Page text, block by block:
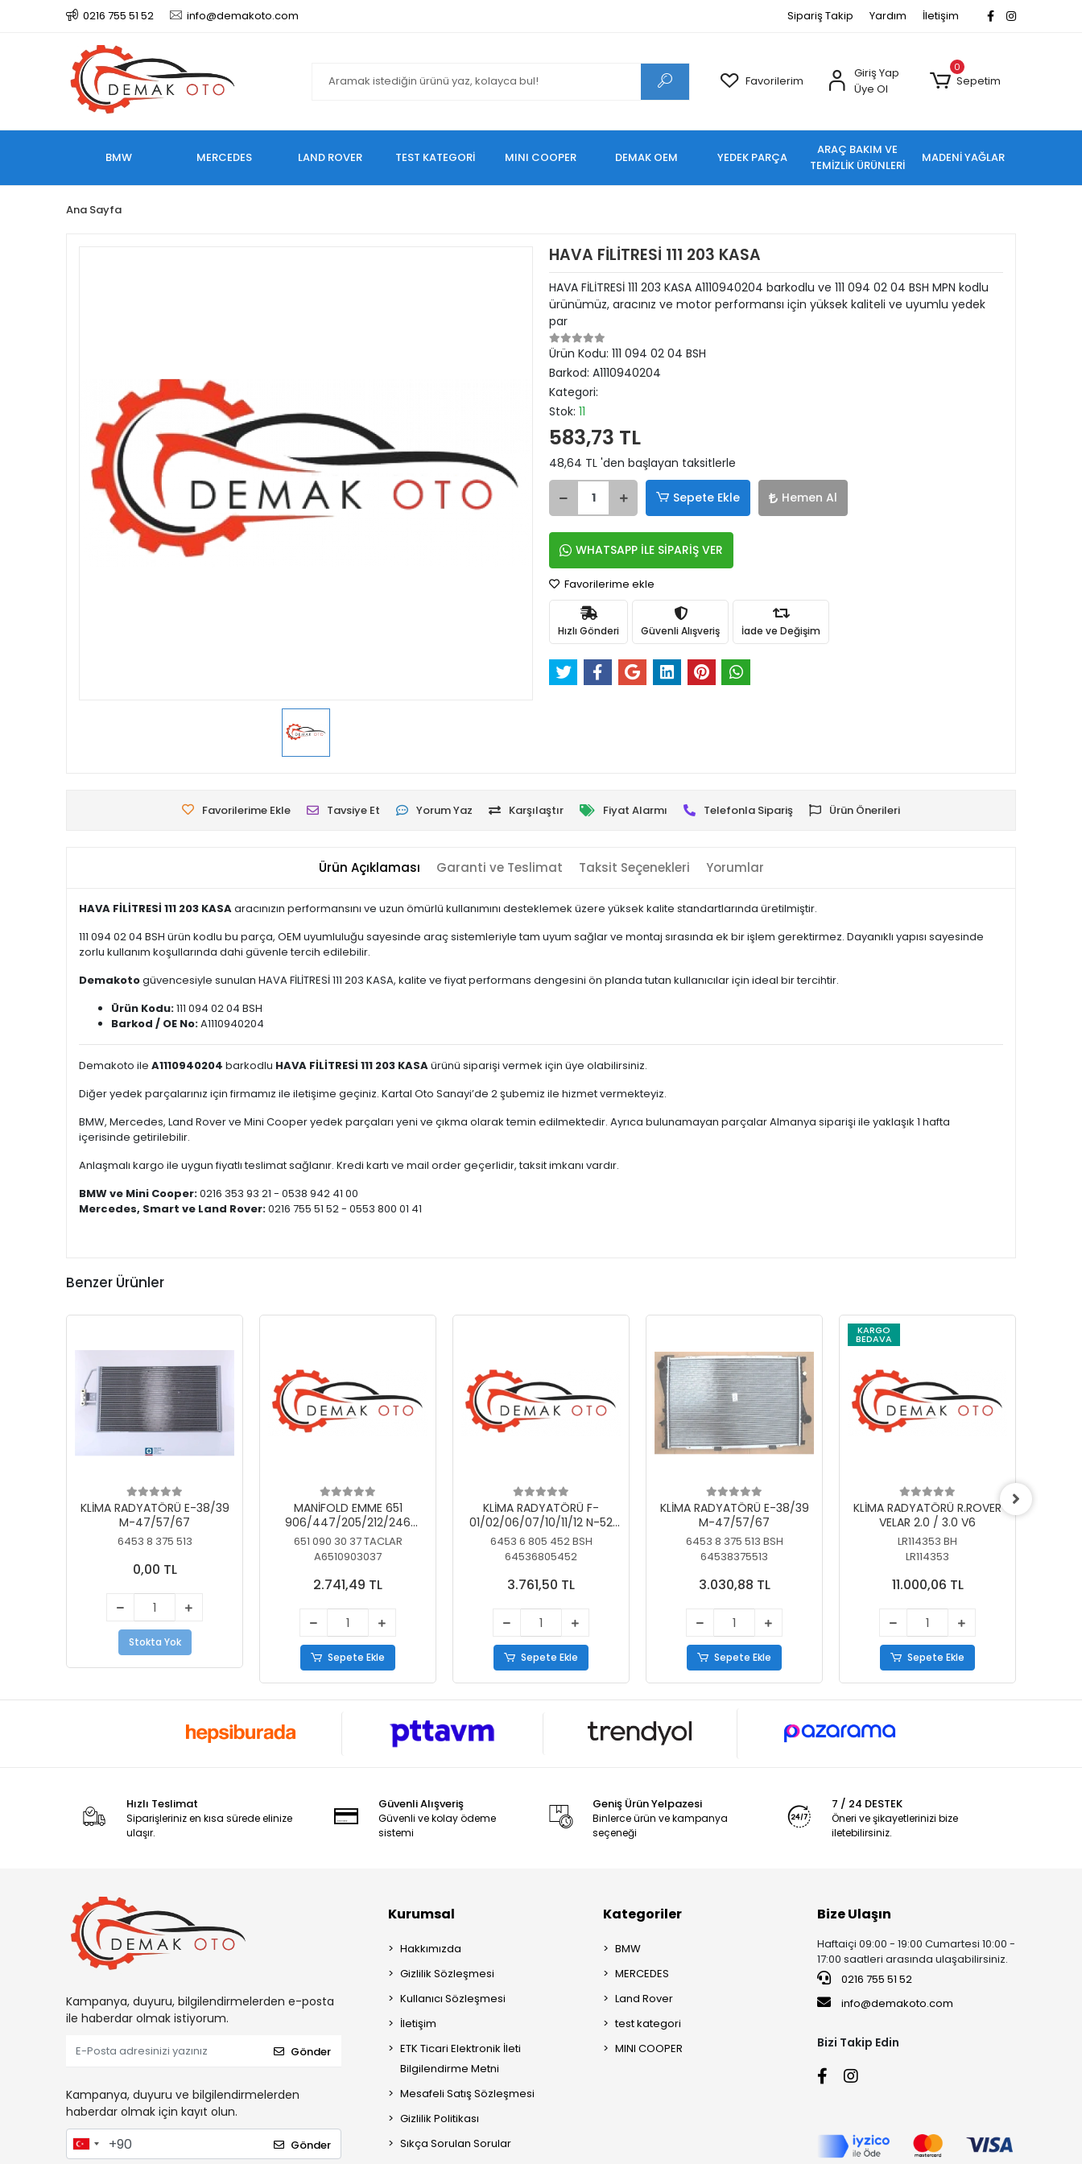
0216 755 51 52 info@demakoto.com Sipariş Takip Yardım İletişim
Favorilerim
Giriş Yap
Üye Ol
0
Sepetim
BMW MERCEDES LAND ROVER TEST KATEGORİ MINI COOPER DEMAK OEM YEDEK PARÇA
ARAÇ BAKIM VE
TEMİZLİK ÜRÜNLERİ
MADENİ YAĞLAR
Ana Sayfa
HAVA FİLİTRESİ 111 203 KASA
HAVA FİLİTRESİ 111 203 KASA A1110940204 barkodlu ve 111 094 02 04 BSH MPN kodlu
ürünümüz, aracınız ve motor performansı için yüksek kaliteli ve uyumlu yedek
par
Ürün Kodu: 111 094 02 04 BSH
Barkod: A1110940204
Kategori:
Stok: 11
583,73 TL
48,64 TL 'den başlayan taksitlerle
Sepete Ekle Hemen Al
WHATSAPP İLE SİPARİŞ VER
Favorilerime ekle
Hızlı Gönderi Güvenli Alışveriş İade ve Değişim
Favorilerime Ekle Tavsiye Et Yorum Yaz Karşılaştır Fiyat Alarmı Telefonla Sipariş Ürün Önerileri
Ürün Açıklaması Garanti ve Teslimat Taksit Seçenekleri Yorumlar
HAVA FİLİTRESİ 111 203 KASAaracınızın performansını ve uzun ömürlü kullanımını desteklemek üzere yüksek kalite standartlarında üretilmiştir.
111 094 02 04 BSH ürün kodlu bu parça, OEM uyumluluğu sayesinde araç sistemleriyle tam uyum sağlar ve montaj sırasında ek bir işlem gerektirmez. Dayanıklı yapısı sayesinde
zorlu kullanım koşullarında dahi güvenle tercih edilebilir.
Demakotogüvencesiyle sunulan HAVA FİLİTRESİ 111 203 KASA, kalite ve fiyat performans dengesini ön planda tutan kullanıcılar için ideal bir tercihtir.
Ürün Kodu:111 094 02 04 BSH
Barkod / OE No:A1110940204
Demakoto ile A1110940204 barkodlu HAVA FİLİTRESİ 111 203 KASAürünü siparişi vermek için üye olabilirsiniz.
Diğer yedek parçalarınız için firmamız ile iletişime geçiniz. Kartal Oto Sanayi’de 2 şubemiz ile hizmet vermekteyiz.
BMW, Mercedes, Land Rover ve Mini Cooper yedek parçaları yeni ve çıkma olarak temin edilmektedir. Ayrıca bulunamayan parçalar Almanya siparişi ile yaklaşık 1 hafta
içerisinde getirilebilir.
Anlaşmalı kargo ile uygun fiyatlı teslimat sağlanır. Kredi kartı ve mail order geçerlidir, taksit imkanı vardır.
BMW ve Mini Cooper:0216 353 93 21 - 0538 942 41 00
Mercedes, Smart ve Land Rover:0216 755 51 52 - 0553 800 01 41
Benzer Ürünler
KLİMA RADYATÖRÜ E-38/39
M-47/57/67
6453 8 375 513
0,00 TL
Stokta Yok
MANİFOLD EMME 651
906/447/205/212/246
KELEBEKSİZ
651 090 30 37 TACLAR
A6510903037
2.741,49 TL
Sepete Ekle
KLİMA RADYATÖRÜ F-
01/02/06/07/10/11/12 N-52
N/N-53/57/63
6453 6 805 452 BSH
64536805452
3.761,50 TL
Sepete Ekle
KLİMA RADYATÖRÜ E-38/39
M-47/57/67
6453 8 375 513 BSH
64538375513
3.030,88 TL
Sepete Ekle
KARGO
BEDAVA
KLİMA RADYATÖRÜ R.ROVER
VELAR 2.0 / 3.0 V6
LR114353 BH
LR114353
11.000,06 TL
Sepete Ekle
Hızlı Teslimat
Siparişleriniz en kısa sürede elinize
ulaşır.
Güvenli Alışveriş
Güvenli ve kolay ödeme
sistemi
Geniş Ürün Yelpazesi
Binlerce ürün ve kampanya
seçeneği
7 / 24 DESTEK
Öneri ve şikayetlerinizi bize
iletebilirsiniz.
Kampanya, duyuru, bilgilendirmelerden e-posta
ile haberdar olmak istiyorum.
Gönder
Kampanya, duyuru ve bilgilendirmelerden
haberdar olmak için kayıt olun.
Gönder
Kurumsal
Hakkımızda
Gizlilik Sözleşmesi
Kullanıcı Sözleşmesi
İletişim
ETK Ticari Elektronik İleti
Bilgilendirme Metni
Mesafeli Satış Sözleşmesi
Gizlilik Politikası
Sıkça Sorulan Sorular
Kategoriler
BMW
MERCEDES
Land Rover
test kategori
MINI COOPER
Bize Ulaşın
Haftaiçi 09:00 - 19:00 Cumartesi 10:00 -
17:00 saatleri arasında ulaşabilirsiniz.
0216 755 51 52
info@demakoto.com
Bizi Takip Edin